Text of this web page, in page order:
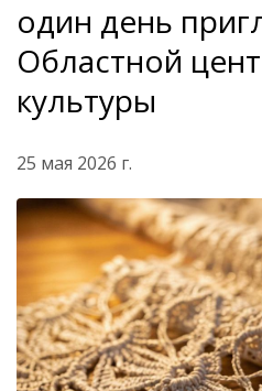
один день
Областной
культуры
25 мая 2026 г.